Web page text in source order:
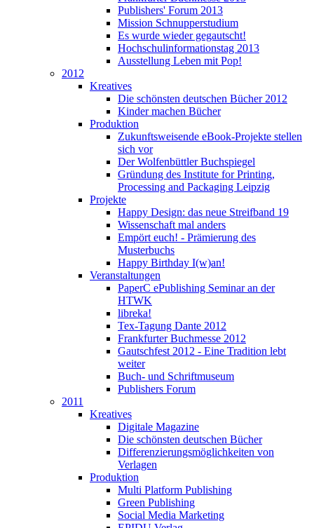
Publishers' Forum 2013
Mission Schnupperstudium
Es wurde wieder gegautscht!
Hochschulinformationstag 2013
Ausstellung Leben mit Pop!
2012
Kreatives
Die schönsten deutschen Bücher 2012
Kinder machen Bücher
Produktion
Zukunftsweisende eBook-Projekte stellen
sich vor
Der Wolfenbüttler Buchspiegel
Gründung des Institute for Printing,
Processing and Packaging Leipzig
Projekte
Happy Design: das neue Streifband 19
Wissenschaft mal anders
Empört euch! - Prämierung des
Musterbuchs
Happy Birthday I(w)an!
Veranstaltungen
PaperC ePublishing Seminar an der
HTWK
libreka!
Tex-Tagung Dante 2012
Frankfurter Buchmesse 2012
Gautschfest 2012 - Eine Tradition lebt
weiter
Buch- und Schriftmuseum
Publishers Forum
2011
Kreatives
Digitale Magazine
Die schönsten deutschen Bücher
Differenzierungsmöglichkeiten von
Verlagen
Produktion
Multi Platform Publishing
Green Publishing
Social Media Marketing